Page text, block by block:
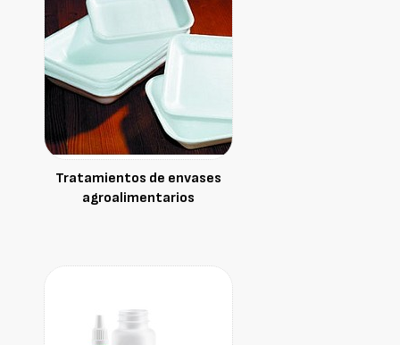
Tratamientos de envases
agroalimentarios